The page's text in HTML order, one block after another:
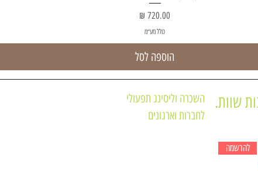
מחיר
כולל מע״מ
הוספה לסל
שוות.
להרשמה
השכרה וליסינג תפעולי
לחברות וארגונים